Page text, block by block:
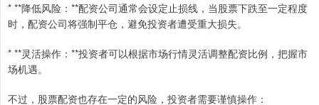
* **降低风险：**配资公司通常会设定止损线，当股票下跌至一定程度
时，配资公司将强制平仓，避免投资者遭受重大损失。
* **灵活操作：**投资者可以根据市场行情灵活调整配资比例，把握市
场机遇。
不过，股票配资也存在一定的风险，投资者需要谨慎操作：